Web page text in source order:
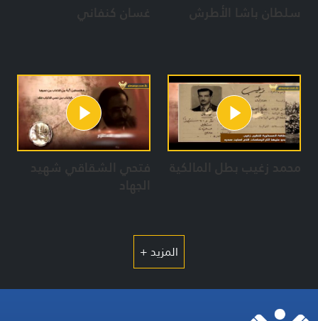
سلطان باشا الأطرش غسان كنفاني
محمد زغيب بطل المالكية فتحي الشقاقي شهيد
الجهاد
المزيد +